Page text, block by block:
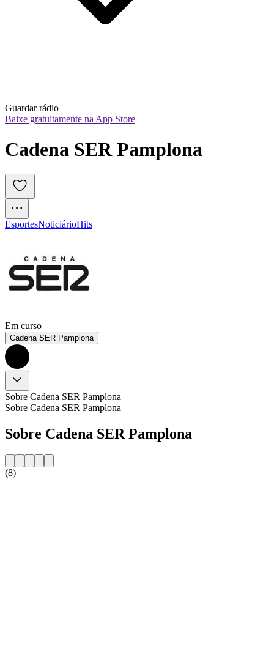
Guardar rádio
Baixe gratuitamente na App Store
Cadena SER Pamplona
EsportesNoticiárioHits
Em curso
Cadena SER Pamplona
Sobre Cadena SER Pamplona
Sobre Cadena SER Pamplona
Sobre Cadena SER Pamplona
(8)